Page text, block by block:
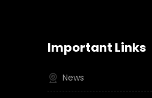
Important Links
News